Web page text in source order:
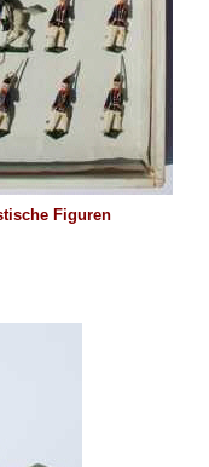
Figuren